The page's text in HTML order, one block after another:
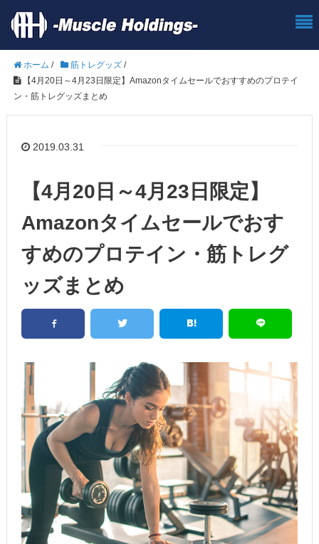
ホーム / 筋トレグッズ /
【4月20日～4月23日限定】Amazonタイムセールでおすすめのプロテイ
ン・筋トレグッズまとめ
2019.03.31
【4月20日～4月23日限定】
Amazonタイムセールでおす
すめのプロテイン・筋トレグ
ッズまとめ